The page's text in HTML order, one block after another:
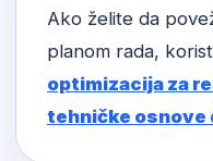
Ako želite da
planom rada,
optimizacija za
tehničke osnove